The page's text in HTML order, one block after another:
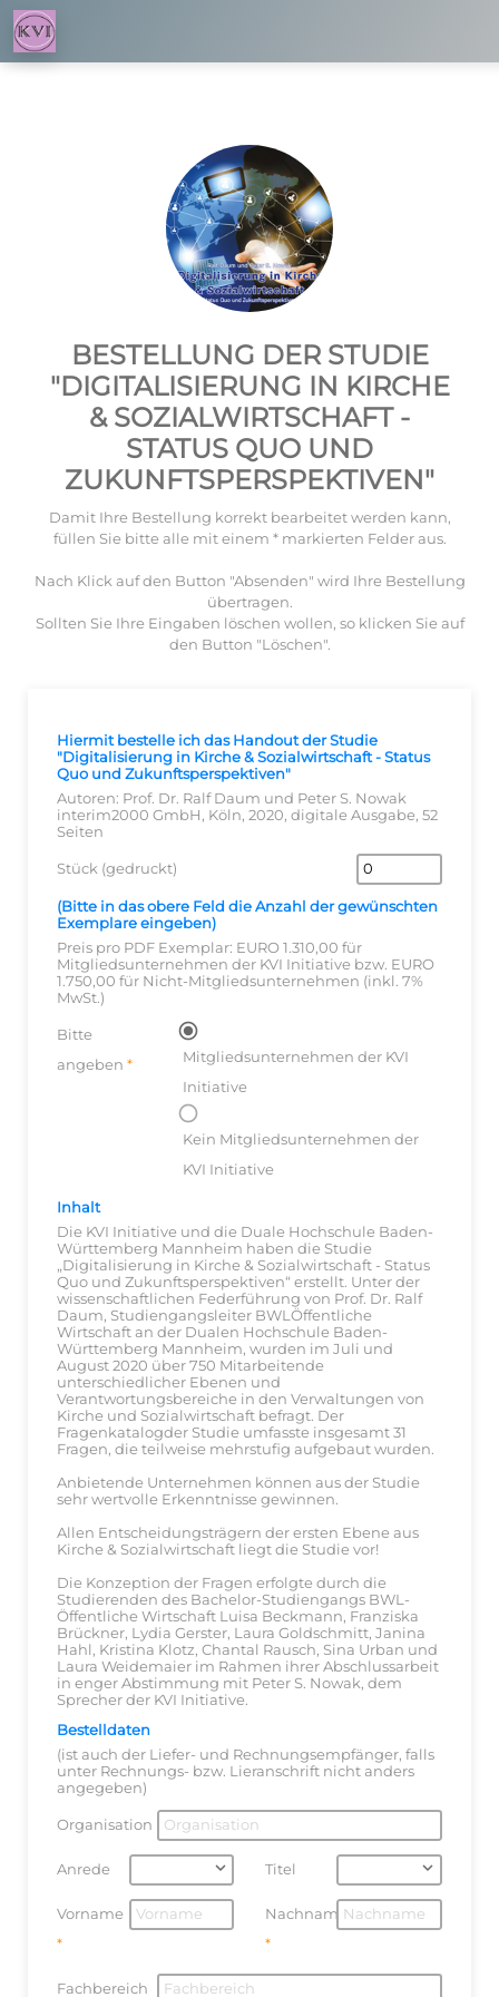
BESTELLUNG DER STUDIE
"DIGITALISIERUNG IN KIRCHE
& SOZIALWIRTSCHAFT -
STATUS QUO UND
ZUKUNFTSPERSPEKTIVEN"
Damit Ihre Bestellung korrekt bearbeitet werden kann,
füllen Sie bitte alle mit einem * markierten Felder aus.
Nach Klick auf den Button "Absenden" wird Ihre Bestellung
übertragen.
Sollten Sie Ihre Eingaben löschen wollen, so klicken Sie auf
den Button "Löschen".
Hiermit bestelle ich das Handout der Studie
"Digitalisierung in Kirche & Sozialwirtschaft - Status
Quo und Zukunftsperspektiven"
Autoren: Prof. Dr. Ralf Daum und Peter S. Nowak
interim2000 GmbH, Köln, 2020, digitale Ausgabe, 52
Seiten
Stück (gedruckt)
(Bitte in das obere Feld die Anzahl der gewünschten
Exemplare eingeben)
Preis pro PDF Exemplar: EURO 1.310,00 für
Mitgliedsunternehmen der KVI Initiative bzw. EURO
1.750,00 für Nicht-Mitgliedsunternehmen (inkl. 7%
MwSt.)
Bitte
angeben
Mitgliedsunternehmen der KVI
Initiative
Kein Mitgliedsunternehmen der
KVI Initiative
Inhalt
Die KVI Initiative und die Duale Hochschule Baden-
Württemberg Mannheim haben die Studie
„Digitalisierung in Kirche & Sozialwirtschaft - Status
Quo und Zukunftsperspektiven“ erstellt. Unter der
wissenschaftlichen Federführung von Prof. Dr. Ralf
Daum, Studiengangsleiter BWLÖffentliche
Wirtschaft an der Dualen Hochschule Baden-
Württemberg Mannheim, wurden im Juli und
August 2020 über 750 Mitarbeitende
unterschiedlicher Ebenen und
Verantwortungsbereiche in den Verwaltungen von
Kirche und Sozialwirtschaft befragt. Der
Fragenkatalogder Studie umfasste insgesamt 31
Fragen, die teilweise mehrstufig aufgebaut wurden.
Anbietende Unternehmen können aus der Studie
sehr wertvolle Erkenntnisse gewinnen.
Allen Entscheidungsträgern der ersten Ebene aus
Kirche & Sozialwirtschaft liegt die Studie vor!
Die Konzeption der Fragen erfolgte durch die
Studierenden des Bachelor-Studiengangs BWL-
Öffentliche Wirtschaft Luisa Beckmann, Franziska
Brückner, Lydia Gerster, Laura Goldschmitt, Janina
Hahl, Kristina Klotz, Chantal Rausch, Sina Urban und
Laura Weidemaier im Rahmen ihrer Abschlussarbeit
in enger Abstimmung mit Peter S. Nowak, dem
Sprecher der KVI Initiative.
Bestelldaten
(ist auch der Liefer- und Rechnungsempfänger, falls
unter Rechnungs- bzw. Lieranschrift nicht anders
angegeben)
Organisation
Anrede Titel
Vorname Nachname
Fachbereich